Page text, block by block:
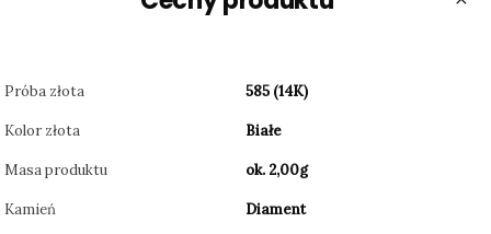
Próba złota 585 (14K)
Kolor złota Białe
Masa produktu ok. 2,00g
Kamień Diament